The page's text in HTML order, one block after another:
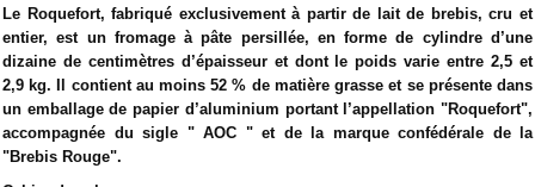
Le Roquefort, fabriqué exclusivement à partir de lait de brebis, cru et
entier, est un fromage à pâte persillée, en forme de cylindre d’une
dizaine de centimètres d’épaisseur et dont le poids varie entre 2,5 et
2,9 kg. Il contient au moins 52 % de matière grasse et se présente dans
un emballage de papier d’aluminium portant l’appellation "Roquefort",
accompagnée du sigle " AOC " et de la marque confédérale de la
"Brebis Rouge".